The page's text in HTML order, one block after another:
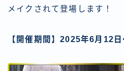
メイクされて登場します！
【開催期間】2025年6月12日